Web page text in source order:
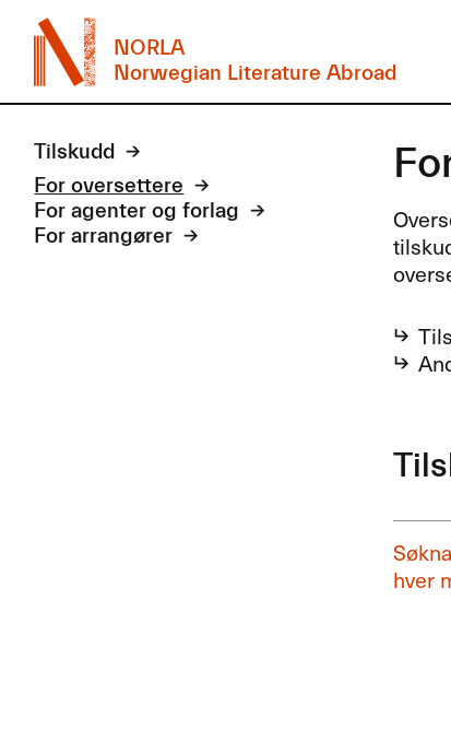
NORLA
Norwegian Literature Abroad
Tilskudd
For oversettere
For agenter og forlag
For arrangører
hver